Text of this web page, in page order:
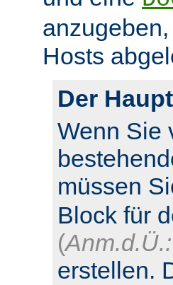
Hosts
Der
Wenn Sie
müssen
Block für
(Anm.d.Ü.:
erstellen.